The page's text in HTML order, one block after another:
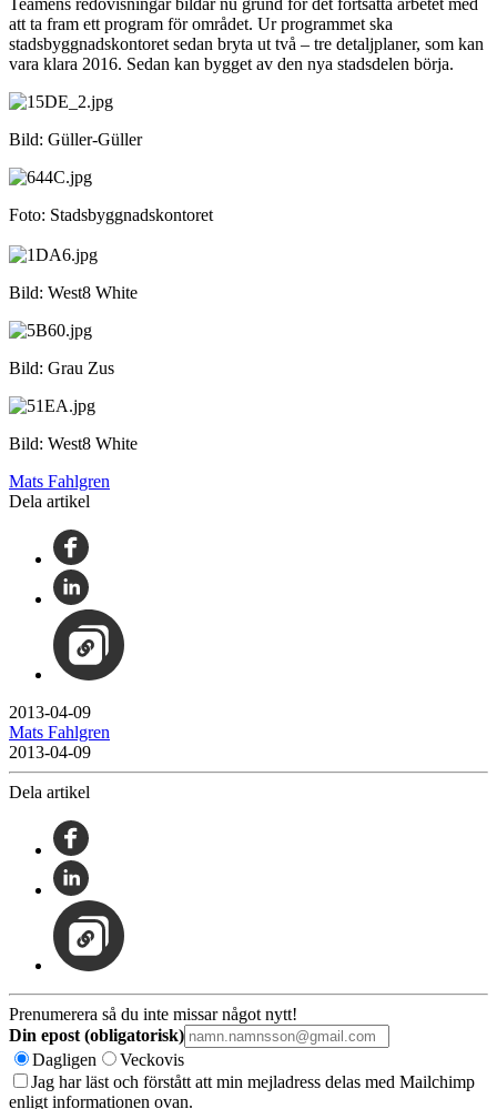
att ta fram ett program för området. Ur programmet ska
stadsbyggnadskontoret sedan bryta ut två – tre detaljplaner, som kan
vara klara 2016. Sedan kan bygget av den nya stadsdelen börja.
Bild: Güller-Güller
Foto: Stadsbyggnadskontoret
Bild: West8 White
Bild: Grau Zus
Bild: West8 White
Mats Fahlgren
Dela artikel
2013-04-09
Mats Fahlgren
2013-04-09
Dela artikel
Prenumerera så du inte missar något nytt!
Din epost (obligatorisk)
Dagligen
Veckovis
Jag har läst och förstått att min mejladress delas med Mailchimp
enligt informationen ovan.